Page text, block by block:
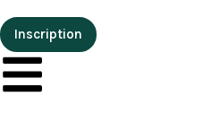
Inscription